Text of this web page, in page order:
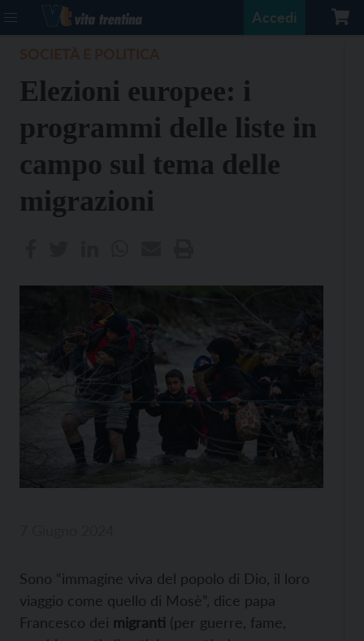
Accedi
Elezioni europee: i
programmi delle liste in
campo sul tema delle
migrazioni
Sono “immagine viva del popolo di Dio, il loro
viaggio come quello di Mosè”, dice papa
Francesco dei migranti (per guerre, fame,